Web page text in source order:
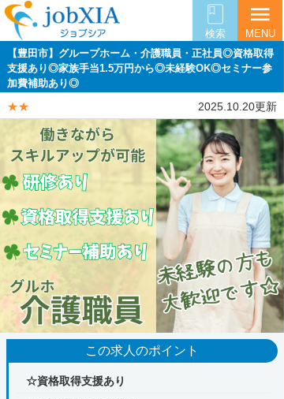
検索
menu
MENU
【豊田市】グループホーム・介護職員・正社員◎資格取得
支援あり◎家族手当1.5万円から◎未経験OK◎セミナー参
加費補助あり◎
★★ 2025.10.20更新
この求人のポイント
☆資格取得支援あり